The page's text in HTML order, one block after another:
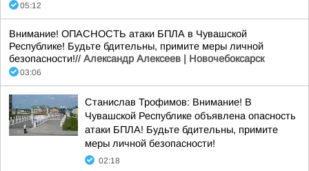
05:12
Внимание! ОПАСНОСТЬ атаки БПЛА в Чувашской
Республике! Будьте бдительны, примите меры личной
безопасности!// Александр Алексеев | Новочебоксарск
03:06
Станислав Трофимов: Внимание! В
Чувашской Республике объявлена опасность
атаки БПЛА! Будьте бдительны, примите
меры личной безопасности!
02:18